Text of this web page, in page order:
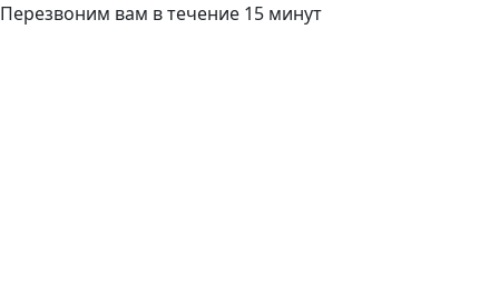
Перезвоним вам в течение 15 минут